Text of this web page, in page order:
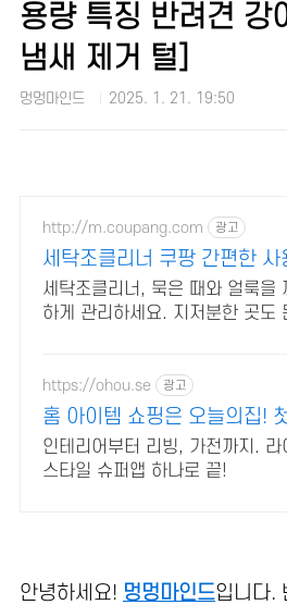
용량 특징 반려견 강
냄새 제거 털]
멍멍마인드 2025. 1. 21. 19:50
http://m.coupang.com 광고
세탁조클리너 쿠팡 간편한 사
세탁조클리너, 묵은 때와 얼룩을
하게 관리하세요. 지저분한 곳도
https://ohou.se 광고
홈 아이템 쇼핑은 오늘의집!
매라면 최대 2만원 할인
인테리어부터 리빙, 가전까지. 라
스타일 슈퍼앱 하나로 끝!
안녕하세요! 멍멍마인드입니다.